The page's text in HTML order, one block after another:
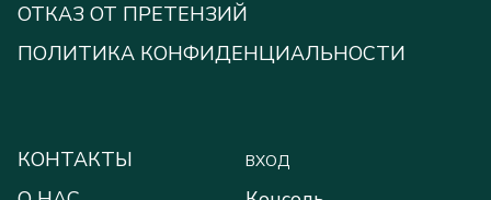
ОТКАЗ ОТ ПРЕТЕНЗИЙ
ПОЛИТИКА КОНФИДЕНЦИАЛЬНОСТИ
КОНТАКТЫ
ВХОД